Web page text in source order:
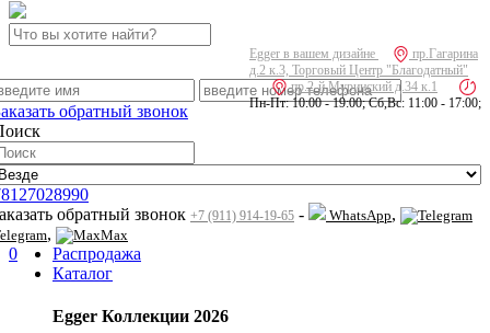
Egger в вашем дизайне
пр.Гагарина
д.2 к.3, Торговый Центр "Благодатный"
пр.2-й Муринский д.34 к.1
Пн-Пт: 10:00 - 19:00; Сб,Вс: 11:00 - 17:00;
обратный звонок
обратный звонок +7 (911) 914-19-65 - WhatsApp,
, Max
0
Распродажа
Каталог
Egger Коллекции 2026